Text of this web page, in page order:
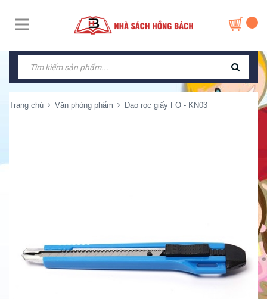
Trang chủ Văn phòng phẩm Dao rọc giấy FO - KN03